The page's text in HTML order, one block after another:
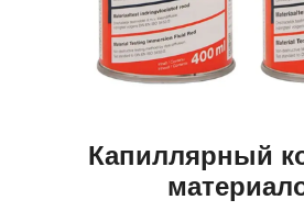
Капиллярный